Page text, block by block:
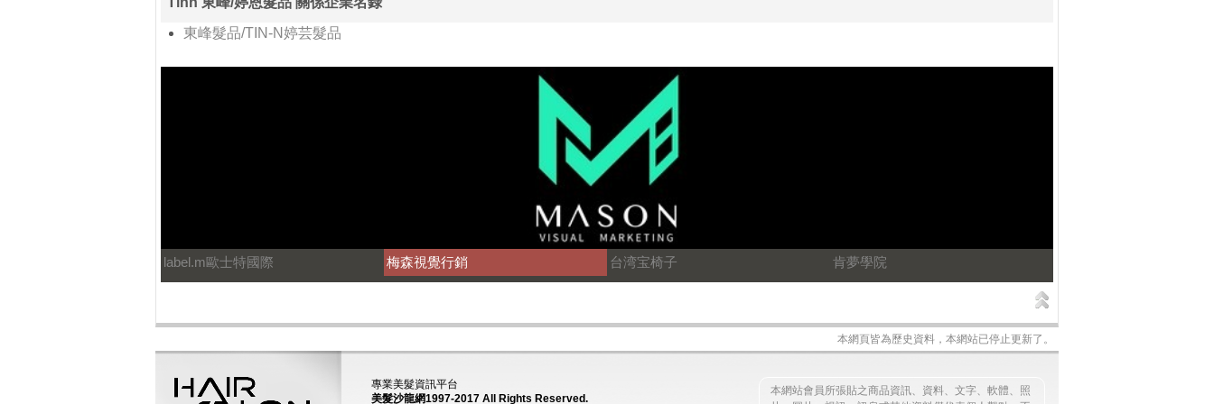
東峰髮品/TIN-N婷芸髮品
label.m歐士特國際 梅森視覺行銷 台湾宝椅子 肯夢學院
本網頁皆為歷史資料，本網站已停止更新了。
專業美髮資訊平台
美髮沙龍網1997-2017 All Rights Reserved.
本網站會員所張貼之商品資訊、資料、文字、軟體、照